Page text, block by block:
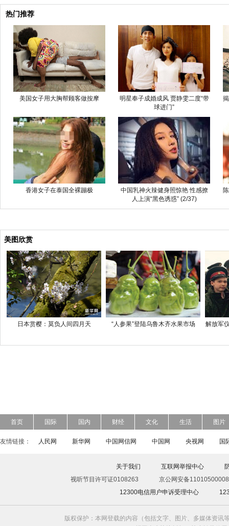
热门推荐
美国女子用大胸帮顾客做按摩
明星奉子成婚成风 贾静雯二度“带
球进门”
香港女子在泰国全裸蹦极
中国乳神火辣健身照惊艳 性感撩
人上演“黑色诱惑” (2/37)
美图欣赏
日本赏樱：莫负人间四月天 “人参果”登陆乌鲁木齐水果市场 解放军
首页 国际 国内 财经 文化 生活 图片
友情链接： 人民网 新华网 中国网信网 中国网 央视网 国
关于我们 互联网举报中心
视听节目许可证0108263
京公网安备
12300电信用户申诉受理中心
版权保护：本网登载的内容（包括文字、图片、多媒体资